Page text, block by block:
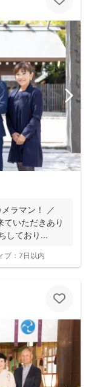
ラマン！ ／
ていただきあり
しており...
ブ： 7日以内